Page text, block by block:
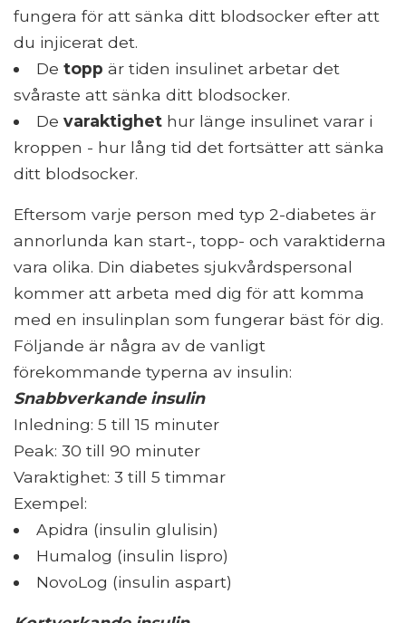
fungera för att sänka ditt blodsocker efter att
du injicerat det.
De topp är tiden insulinet arbetar det
svåraste att sänka ditt blodsocker.
De varaktighethur länge insulinet varar i
kroppen - hur lång tid det fortsätter att sänka
ditt blodsocker.
Eftersom varje person med typ 2-diabetes är
annorlunda kan start-, topp- och varaktiderna
vara olika. Din diabetes sjukvårdspersonal
kommer att arbeta med dig för att komma
med en insulinplan som fungerar bäst för dig.
Följande är några av de vanligt
förekommande typerna av insulin:
Snabbverkande insulin
Inledning: 5 till 15 minuter
Peak: 30 till 90 minuter
Varaktighet: 3 till 5 timmar
Exempel:
Apidra (insulin glulisin)
Humalog (insulin lispro)
NovoLog (insulin aspart)